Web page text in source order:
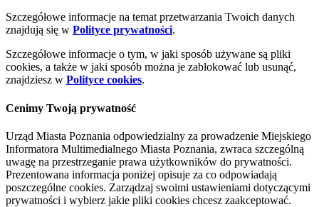
Szczegółowe informacje na temat przetwarzania Twoich danych
znajdują się w Polityce prywatności.
Szczegółowe informacje o tym, w jaki sposób używane są pliki
cookies, a także w jaki sposób można je zablokować lub usunąć,
znajdziesz w Polityce cookies.
Cenimy Twoją prywatność
Urząd Miasta Poznania odpowiedzialny za prowadzenie Miejskiego
Informatora Multimedialnego Miasta Poznania, zwraca szczególną
uwagę na przestrzeganie prawa użytkowników do prywatności.
Prezentowana informacja poniżej opisuje za co odpowiadają
poszczególne cookies. Zarządzaj swoimi ustawieniami dotyczącymi
prywatności i wybierz jakie pliki cookies chcesz zaakceptować.